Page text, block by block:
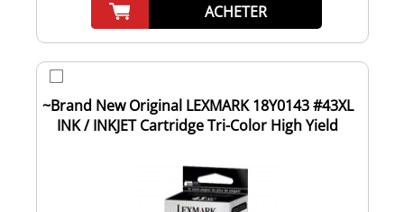
ACHETER
~Brand New Original LEXMARK 18Y0143 #43XL
INK / INKJET Cartridge Tri-Color High Yield